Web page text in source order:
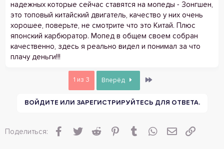
надежных которые сейчас ставятся на мопеды - Зонгшен,
это топовый китайский двигатель, качество у них очень
хорошее, поверьте, не смотрите что это Китай. Плюс
японский карбюратор. Мопед в общем своем собран
качественно, здесь я реально видел и понимал за что
плачу деньги!!!
1 из 3 Вперёд
ВОЙДИТЕ ИЛИ ЗАРЕГИСТРИРУЙТЕСЬ ДЛЯ ОТВЕТА.
Поделиться: Facebook
Twitter Reddit PinterestTumblr WhatsApp